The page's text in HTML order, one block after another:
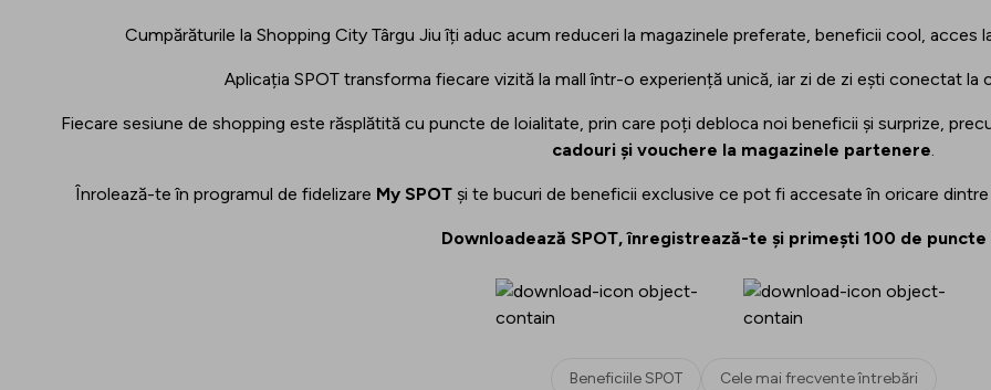
Cumpărăturile la Shopping City Târgu Jiu îți aduc acum reduceri la magazinele preferate, beneficii cool, acces
Aplicația SPOT transforma fiecare vizită la mall într-o experiență unică, iar zi de zi ești conectat
Fiecare sesiune de shopping este răsplătită cu puncte de loialitate, prin care poți debloca noi beneficii și surprize,
cadouri și vouchere la magazinele partenere.
Înrolează-te în programul de fidelizare My SPOTși te bucuri de beneficii exclusive ce pot fi accesate în oricare
Downloadează SPOT, înregistrează-te și primești 100 de puncte
Beneficiile SPOT Cele mai frecvente întrebări